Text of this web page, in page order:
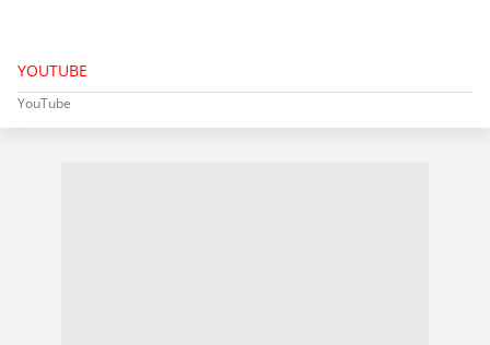
YOUTUBE
YouTube